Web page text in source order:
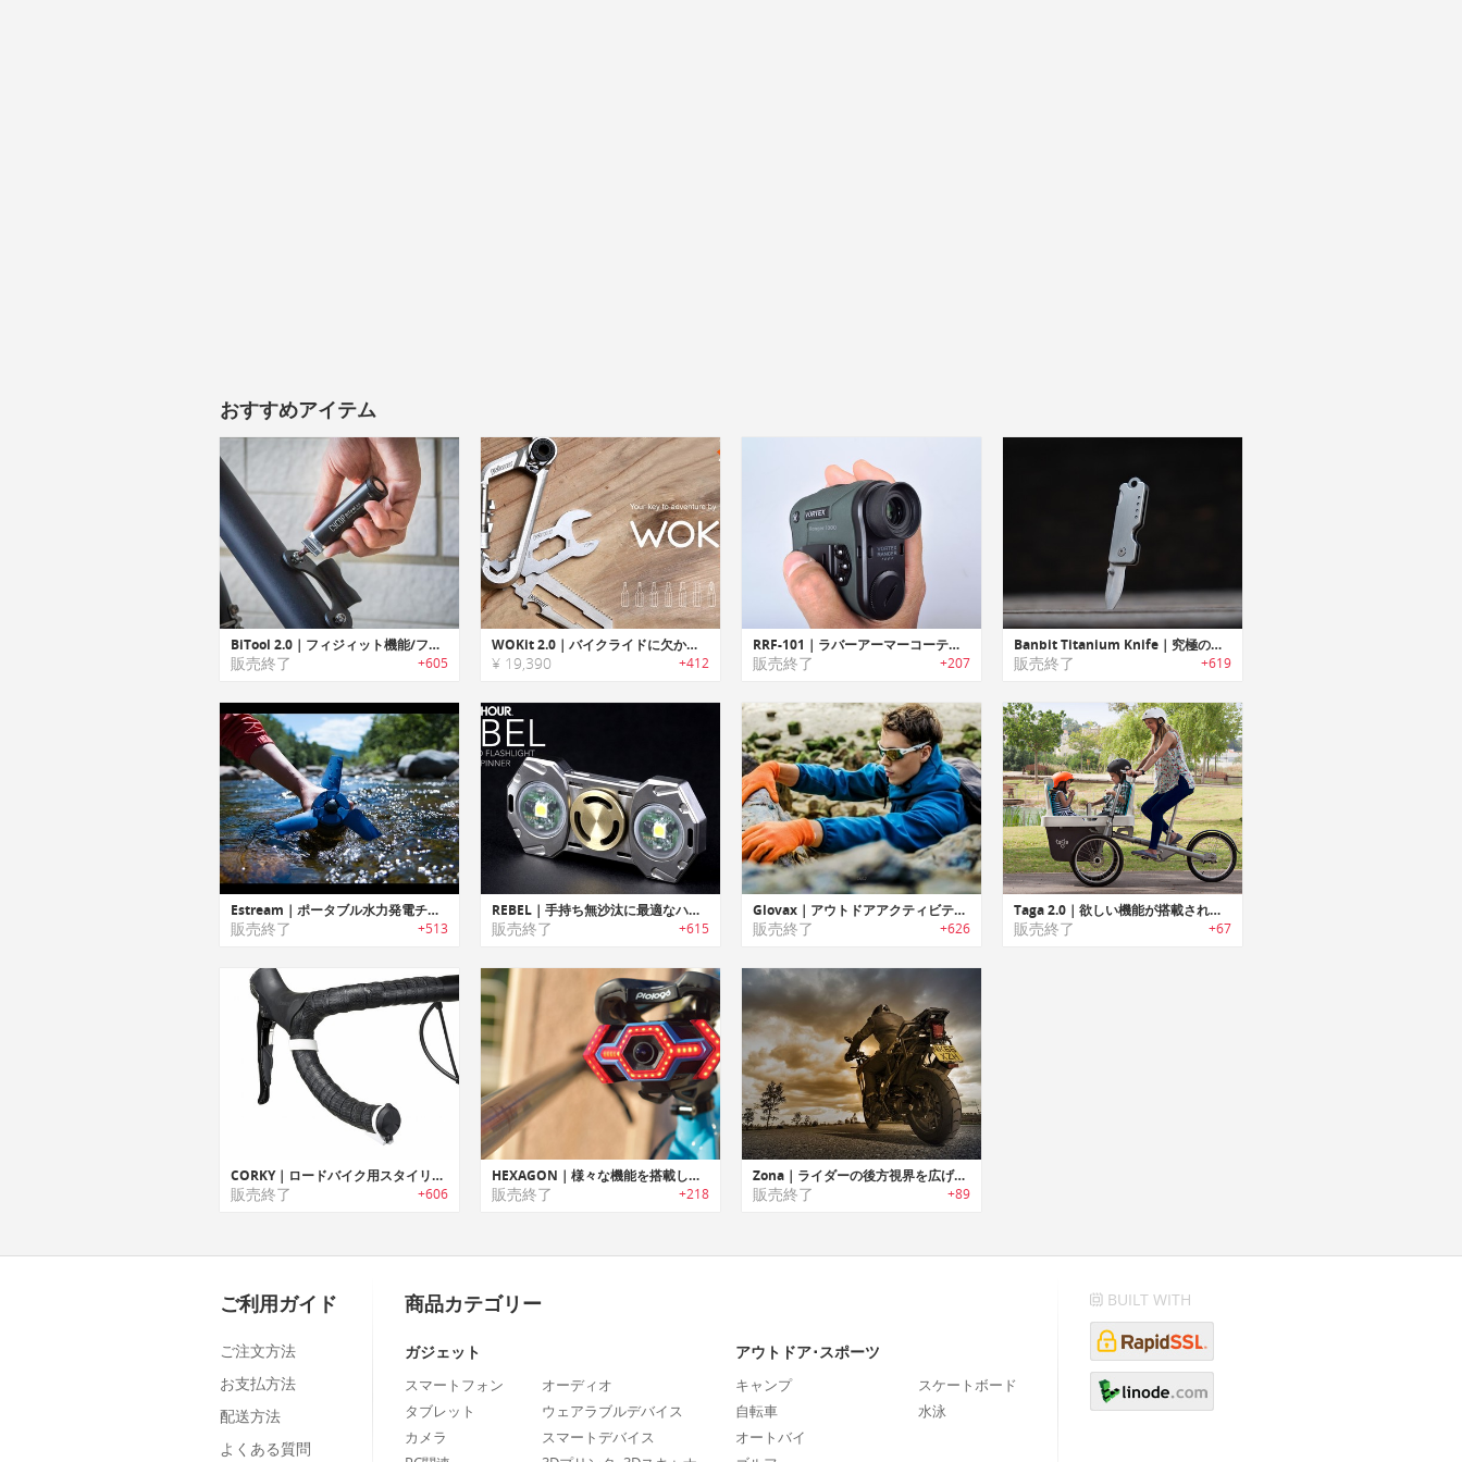
おすすめアイテム
BiTool 2.0｜フィジィット機能/フラッシュライト付きキーホルダーサイズマルチツール「バイツール2.0」
販売終了 +605
WOKit 2.0｜バイクライドに欠かせないカラビナデザインユニバーサルマルチツール「ウォキット2.0」
¥ 19,390 +412
RRF-101｜ラバーアーマーコーティングでタフユース可能なレンジファインダー
販売終了 +207
Banbit Titanium Knife｜究極のチタン製キーチェーンナイフ「バンディッド」
販売終了 +619
Estream｜ポータブル水力発電チャージャー「イーストリーム」
販売終了 +513
REBEL｜手持ち無沙汰に最適なハンドスピナー搭載フラッシュライト「レベル」
販売終了 +615
Glovax｜アウトドアアクティビティ/作業に最適な耐久性に優れ安全性を提供するマルチ機能グローブ「グローバックス」
販売終了 +626
Taga 2.0｜欲しい機能が搭載されたファミリーバイク「タガ2.0」
販売終了 +67
CORKY｜ロードバイク用スタイリッシュコンパクトリアビューミラー「コーキー」
販売終了 +606
HEXAGON｜様々な機能を搭載した自転車用スマートテールライト「ヘキサゴン」
販売終了 +218
Zona｜ライダーの後方視界を広げるオートバイ用リアビューシステム「ゾナ」
販売終了 +89
ご利用ガイド
ご注文方法
お支払方法
配送方法
よくある質問
商品カテゴリー
ガジェット
スマートフォン
タブレット
カメラ
オーディオ
ウェアラブルデバイス
スマートデバイス
アウトドア･スポーツ
キャンプ
自転車
オートバイ
スケートボード
水泳
BUILT WITH